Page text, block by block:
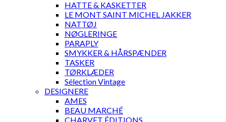
HATTE & KASKETTER
LE MONT SAINT MICHEL JAKKER
NATTØJ
NØGLERINGE
PARAPLY
SMYKKER & HÅRSPÆNDER
TASKER
TØRKLÆDER
Sélection Vintage
DESIGNERE
AMES
BEAU MARCHÉ
CHARVET ÉDITIONS